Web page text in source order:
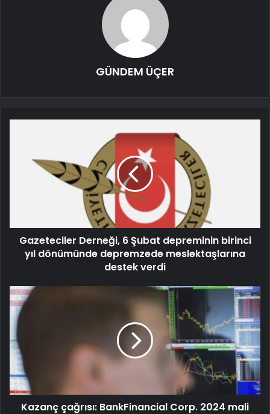
GÜNDEM ÜÇER
Gazeteciler Derneği, 6 Şubat depreminin birinci
yıl dönümünde depremzede meslektaşlarına
destek verdi
Kazanç çağrısı: BankFinancial Corp. 2024 mali